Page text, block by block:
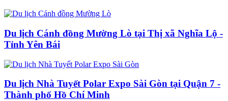
Du lịch Cánh đồng Mường Lò tại Thị xã Nghĩa Lộ -
Tỉnh Yên Bái
Du lịch Nhà Tuyết Polar Expo Sài Gòn tại Quận 7 -
Thành phố Hồ Chí Minh